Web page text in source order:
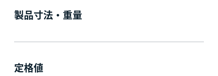
製品寸法・重量
定格値